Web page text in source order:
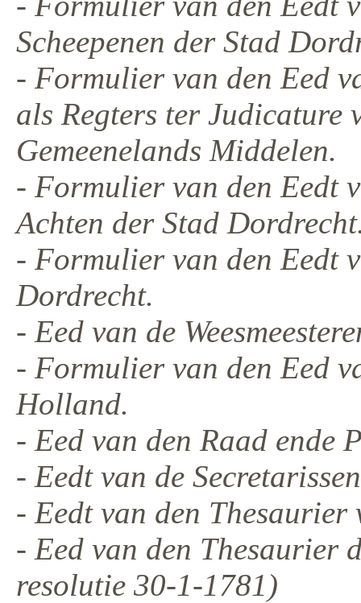
Scheepenen der Stad
- Formulier van den Eed
als Regters ter Judicature
Gemeenelands Middelen.
- Formulier van den Eedt
Achten der Stad
- Formulier van den Eedt
Dordrecht.
- Eed van de
- Formulier van den Eed
Holland.
- Eed van den Raad ende
- Eedt van de
- Eedt van den Thesaurier
- Eed van den Thesaurier
resolutie 30-1-1781)